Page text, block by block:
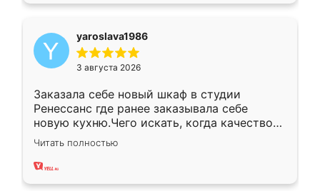
yaroslava1986
3 августа 2026
Заказала себе новый шкаф в студии
Ренессанс где ранее заказывала себе
новую кухню.Чего искать, когда качеством
вполне довольна. Служит кухня уже почти
два года, нареканий нет.
Читать полностью